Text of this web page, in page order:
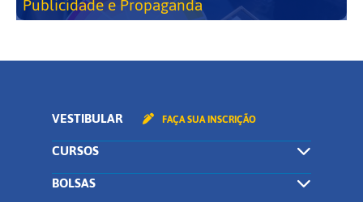
VESTIBULAR FAÇA SUA INSCRIÇÃO
CURSOS
BOLSAS